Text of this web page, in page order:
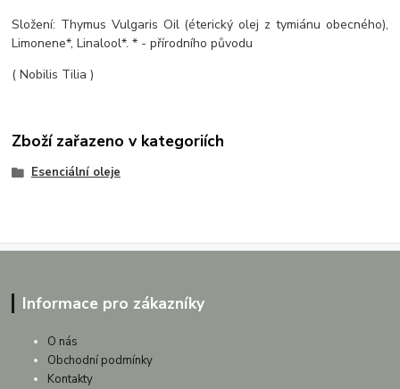
Složení: Thymus Vulgaris Oil (éterický olej z tymiánu obecného),
Limonene*, Linalool*. * - přírodního původu
( Nobilis Tilia )
Zboží zařazeno v kategoriích
Esenciální oleje
Informace pro zákazníky
O nás
Obchodní podmínky
Kontakty